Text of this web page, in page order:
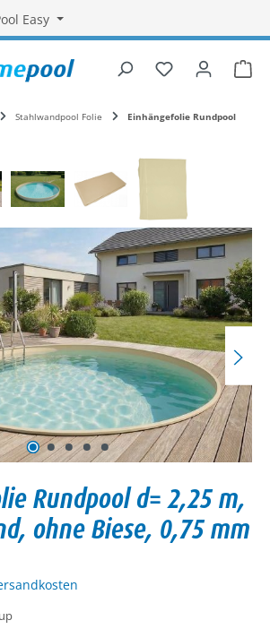
Easy
Du hast 0
Stahlwandpool Folie Einhängefolie Rundpool
Rundpool d= 2,25 m,
ohne Biese, 0,75 mm